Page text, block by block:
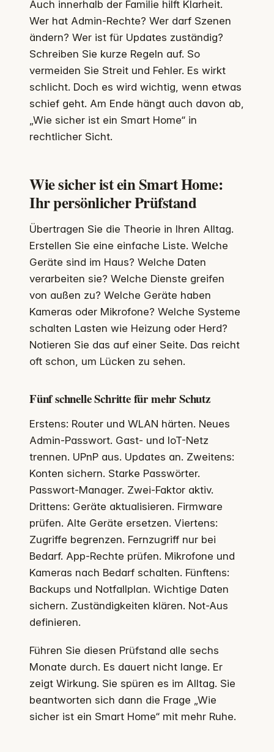
Auch innerhalb der Familie hilft Klarheit.
Wer hat Admin-Rechte? Wer darf Szenen
ändern? Wer ist für Updates zuständig?
Schreiben Sie kurze Regeln auf. So
vermeiden Sie Streit und Fehler. Es wirkt
schlicht. Doch es wird wichtig, wenn etwas
schief geht. Am Ende hängt auch davon ab,
„Wie sicher ist ein Smart Home“ in
rechtlicher Sicht.
Wie sicher ist ein Smart Home:
Ihr persönlicher Prüfstand
Übertragen Sie die Theorie in Ihren Alltag.
Erstellen Sie eine einfache Liste. Welche
Geräte sind im Haus? Welche Daten
verarbeiten sie? Welche Dienste greifen
von außen zu? Welche Geräte haben
Kameras oder Mikrofone? Welche Systeme
schalten Lasten wie Heizung oder Herd?
Notieren Sie das auf einer Seite. Das reicht
oft schon, um Lücken zu sehen.
Fünf schnelle Schritte für mehr Schutz
Erstens: Router und WLAN härten. Neues
Admin-Passwort. Gast- und IoT-Netz
trennen. UPnP aus. Updates an. Zweitens:
Konten sichern. Starke Passwörter.
Passwort-Manager. Zwei-Faktor aktiv.
Drittens: Geräte aktualisieren. Firmware
prüfen. Alte Geräte ersetzen. Viertens:
Zugriffe begrenzen. Fernzugriff nur bei
Bedarf. App-Rechte prüfen. Mikrofone und
Kameras nach Bedarf schalten. Fünftens:
Backups und Notfallplan. Wichtige Daten
sichern. Zuständigkeiten klären. Not-Aus
definieren.
Führen Sie diesen Prüfstand alle sechs
Monate durch. Es dauert nicht lange. Er
zeigt Wirkung. Sie spüren es im Alltag. Sie
beantworten sich dann die Frage „Wie
sicher ist ein Smart Home“ mit mehr Ruhe.